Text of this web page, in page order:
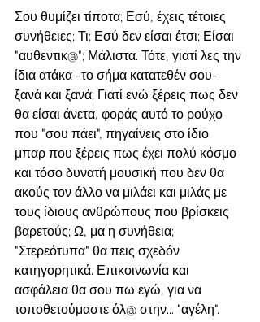
Σου θυμίζει τίποτα; Εσύ, έχεις τέτοιες
συνήθειες; Τι; Εσύ δεν είσαι έτσι; Είσαι
"αυθεντικ@"; Μάλιστα. Τότε, γιατί λες την
ίδια ατάκα -το σήμα κατατεθέν σου-
ξανά και ξανά; Γιατί ενώ ξέρεις πως δεν
θα είσαι άνετα, φοράς αυτό το ρούχο
που "σου πάει", πηγαίνεις στο ίδιο
μπαρ που ξέρεις πως έχει πολύ κόσμο
και τόσο δυνατή μουσική που δεν θα
ακούς τον άλλο να μιλάει και μιλάς με
τους ίδιους ανθρώπους που βρίσκεις
βαρετούς; Ω, μα η συνήθεια;
"Στερεότυπα" θα πεις σχεδόν
κατηγορητικά. Επικοινωνία και
ασφάλεια θα σου πω εγώ, για να
τοποθετούμαστε όλ@ στην... "αγέλη".